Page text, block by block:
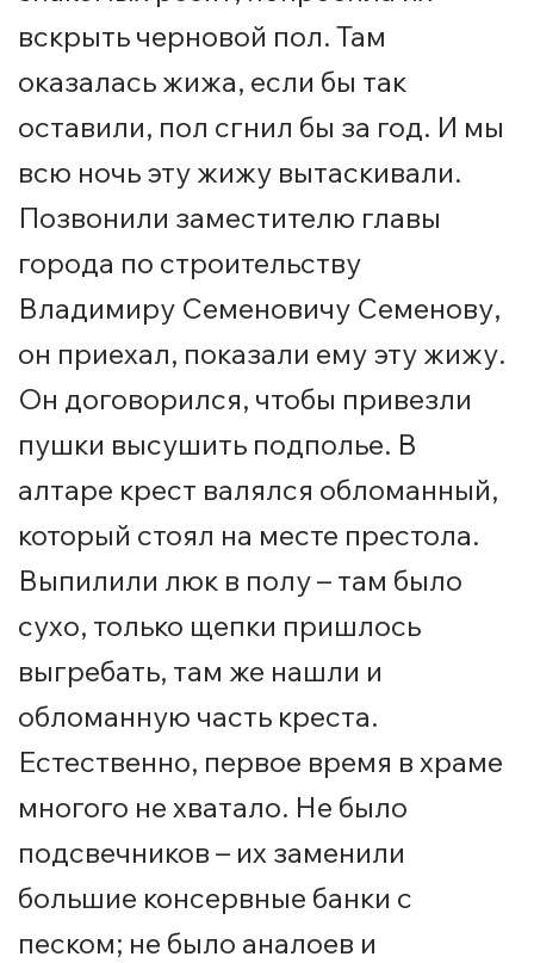
вскрыть черновой пол. Там
оказалась жижа, если бы так
оставили, пол сгнил бы за год. И мы
всю ночь эту жижу вытаскивали.
Позвонили заместителю главы
города по строительству
Владимиру Семеновичу Семенову,
он приехал, показали ему эту жижу.
Он договорился, чтобы привезли
пушки высушить подполье. В
алтаре крест валялся обломанный,
который стоял на месте престола.
Выпилили люк в полу – там было
сухо, только щепки пришлось
выгребать, там же нашли и
обломанную часть креста.
Естественно, первое время в храме
многого не хватало. Не было
подсвечников – их заменили
большие консервные банки с
песком; не было аналоев и